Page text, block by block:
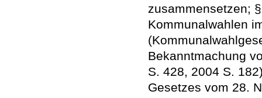
zusammensetzen;
Kommunalwahlen
Bekanntmachung
S. 428, 2004 S.
Gesetzes vom 28.